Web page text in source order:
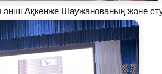
Ақкенже Шаужанованың және